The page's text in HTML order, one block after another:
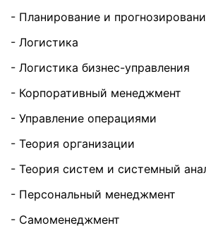
- Планирование и
- Логистика
- Логистика бизнес-управления
- Корпоративный менеджмент
- Управление операциями
- Теория организации
- Теория систем и системный
- Персональный менеджмент
- Самоменеджмент